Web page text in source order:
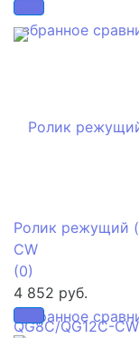
избранное
избранное
Ролик режущий
CW
(0)
4 852 руб.